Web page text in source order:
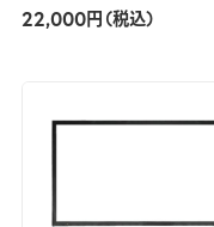
22,000円（税込）